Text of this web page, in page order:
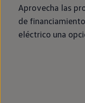
Aprovecha las
de
eléctrico una